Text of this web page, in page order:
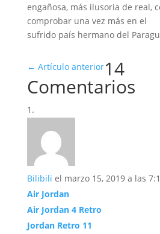
engañosa, más ilusoria de real,
comprobar una vez más en el
sufrido país hermano del
← Artículo anterior14
Comentarios
Bilibili el marzo 15, 2019 a las
Air Jordan
Air Jordan 4 Retro
Jordan Retro 11